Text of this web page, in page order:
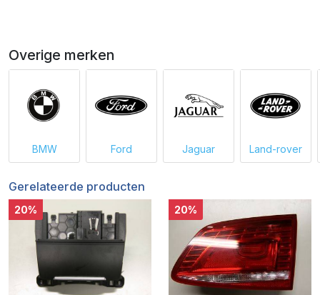
Overige merken
BMW Ford Jaguar Land-rover
Gerelateerde producten
20% 20%